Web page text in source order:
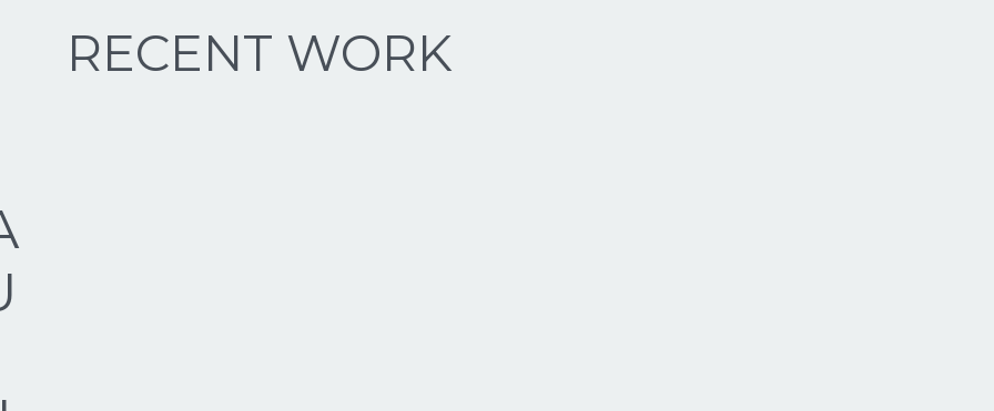
RECENT WORK